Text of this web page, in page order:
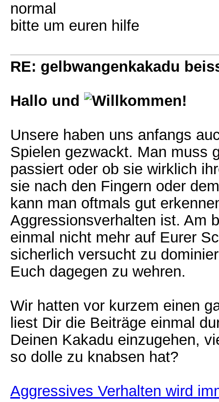
normal
bitte um euren hilfe
RE: gelbwangenkakadu
Hallo und !
Unsere haben uns anfangs
Spielen gezwackt. Man muss
passiert oder ob sie wirklich
sie nach den Fingern oder
kann man oftmals gut
Aggressionsverhalten ist. Am
einmal nicht mehr auf Eurer
sicherlich versucht zu
Euch dagegen zu wehren.
Wir hatten vor kurzem einen
liest Dir die Beiträge einmal
Deinen Kakadu einzugehen,
so dolle zu knabsen hat?
Aggressives Verhalten wird